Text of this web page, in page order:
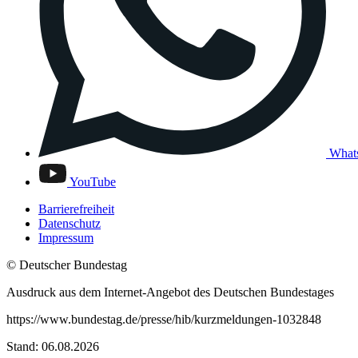
YouTube
Barrierefreiheit
Datenschutz
Impressum
© Deutscher Bundestag
Ausdruck aus dem Internet-Angebot des Deutschen Bundestages
https://www.bundestag.de/presse/hib/kurzmeldungen-1032848
Stand: 06.08.2026